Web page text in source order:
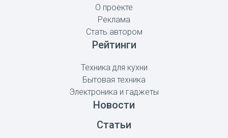
О проекте
Реклама
Стать автором
Рейтинги
Техника для кухни
Бытовая техника
Электроника и гаджеты
Новости
Статьи